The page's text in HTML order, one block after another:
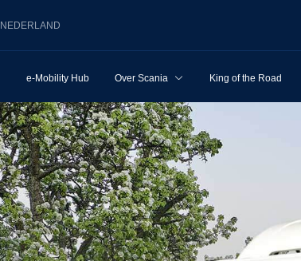
NEDERLAND
e-Mobility Hub Over Scania King of the Road